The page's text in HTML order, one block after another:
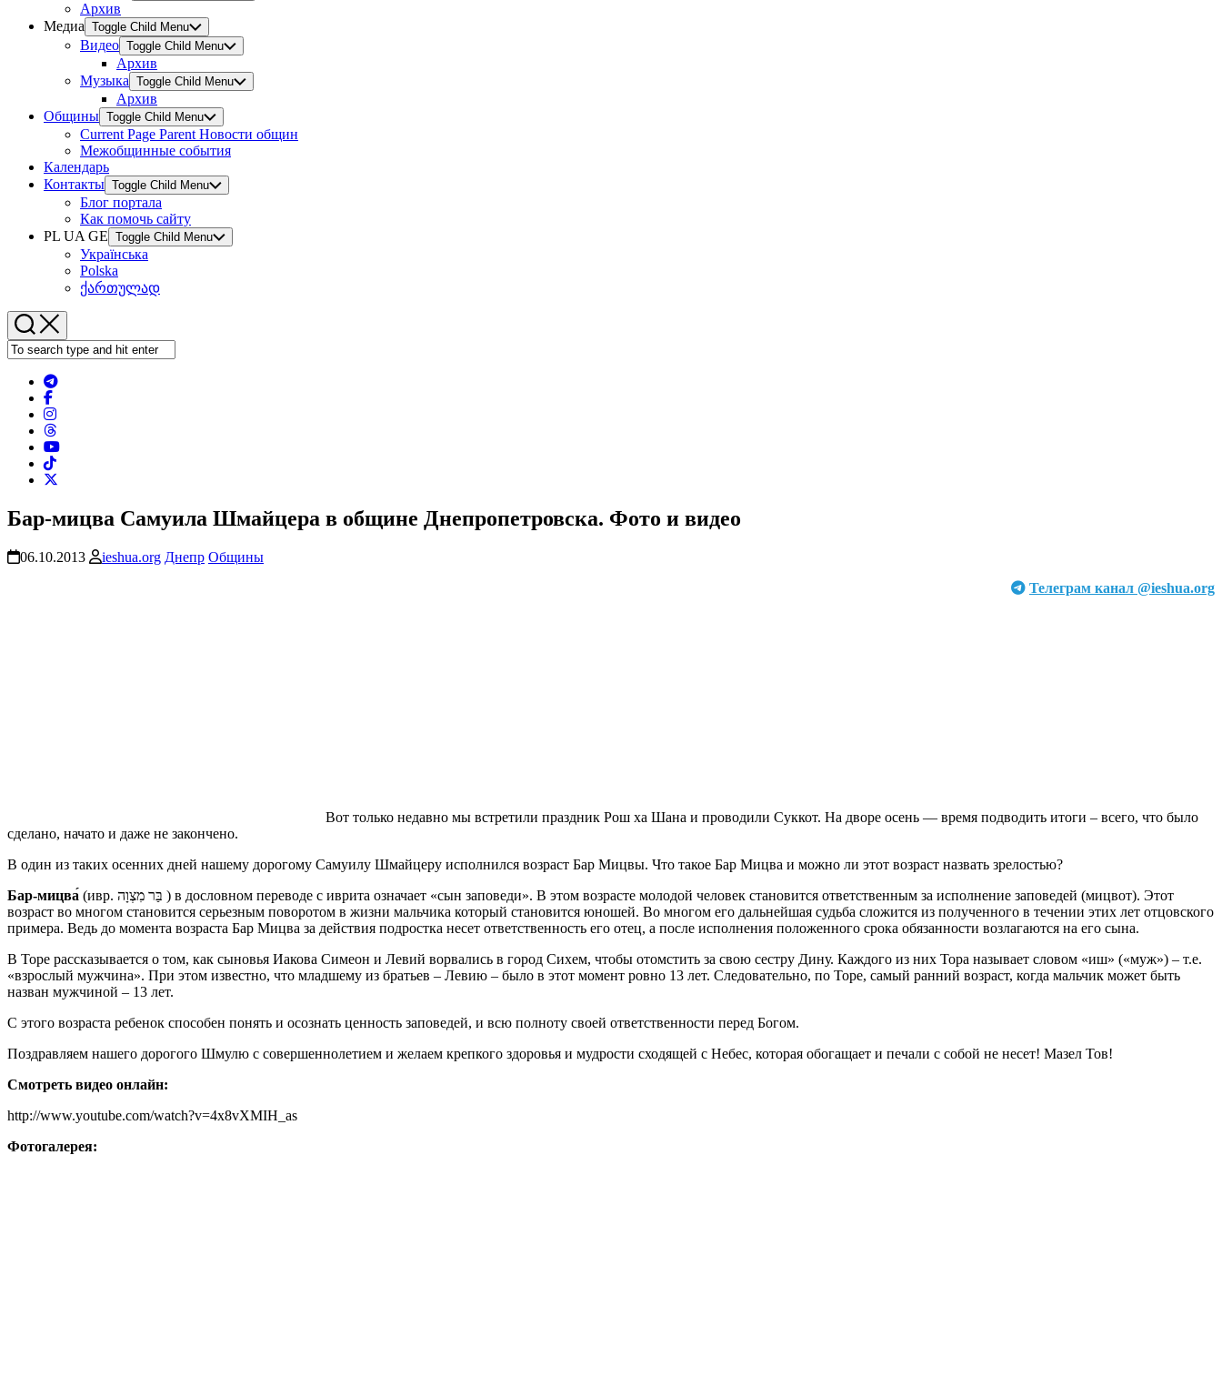
Архив
Медиа Toggle Child Menu
Видео Toggle Child Menu
Архив
Музыка Toggle Child Menu
Архив
Общины Toggle Child Menu
Current Page Parent Новости общин
Межобщинные события
Календарь
Контакты Toggle Child Menu
Блог портала
Как помочь сайту
PL UA GE Toggle Child Menu
Українська
Polska
ქართულად
Бар-мицва Самуила Шмайцера в общине Днепропетровска. Фото и видео
06.10.2013 ieshua.org Днепр Общины
Телеграм канал @ieshua.org
Вот только недавно мы встретили праздник Рош ха Шана и проводили Суккот. На дворе осень — время подводить итоги – всего, что было
сделано, начато и даже не закончено.
В один из таких осенних дней нашему дорогому Самуилу Шмайцеру исполнился возраст Бар Мицвы. Что такое Бар Мицва и можно ли этот возраст назвать зрелостью?
Бар-мицва́ (ивр. בַּר מִצְוָה ) в дословном переводе с иврита означает «сын заповеди». В этом возрасте молодой человек становится ответственным за исполнение заповедей (мицвот). Этот
возраст во многом становится серьезным поворотом в жизни мальчика который становится юношей. Во многом его дальнейшая судьба сложится из полученного в течении этих лет отцовского
примера. Ведь до момента возраста Бар Мицва за действия подростка несет ответственность его отец, а после исполнения положенного срока обязанности возлагаются на его сына.
В Торе рассказывается о том, как сыновья Иакова Симеон и Левий ворвались в город Сихем, чтобы отомстить за свою сестру Дину. Каждого из них Тора называет словом «иш» («муж») – т.е.
«взрослый мужчина». При этом известно, что младшему из братьев – Левию – было в этот момент ровно 13 лет. Следовательно, по Торе, самый ранний возраст, когда мальчик может быть
назван мужчиной – 13 лет.
С этого возраста ребенок способен понять и осознать ценность заповедей, и всю полноту своей ответственности перед Богом.
Поздравляем нашего дорогого Шмулю с совершеннолетием и желаем крепкого здоровья и мудрости сходящей с Небес, которая обогащает и печали с собой не несет! Мазел Тов!
Смотреть видео онлайн:
http://www.youtube.com/watch?v=4x8vXMIH_as
Фотогалерея: